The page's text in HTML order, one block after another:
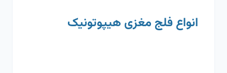
انواع فلج مغزی هیپوتونیک